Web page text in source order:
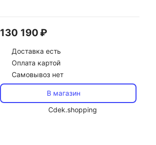
130 190 ₽
Доставка есть
Оплата картой
Самовывоз нет
В магазин
Cdek.shopping